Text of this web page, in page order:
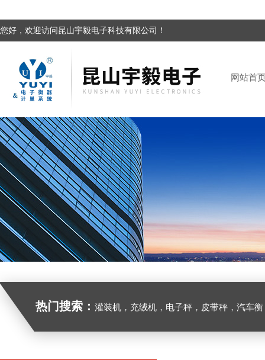
您好，欢迎访问昆山宇毅电子科技有限公司！
网站首
热门搜索： 灌装机，充绒机，电子秤，皮带秤，汽车